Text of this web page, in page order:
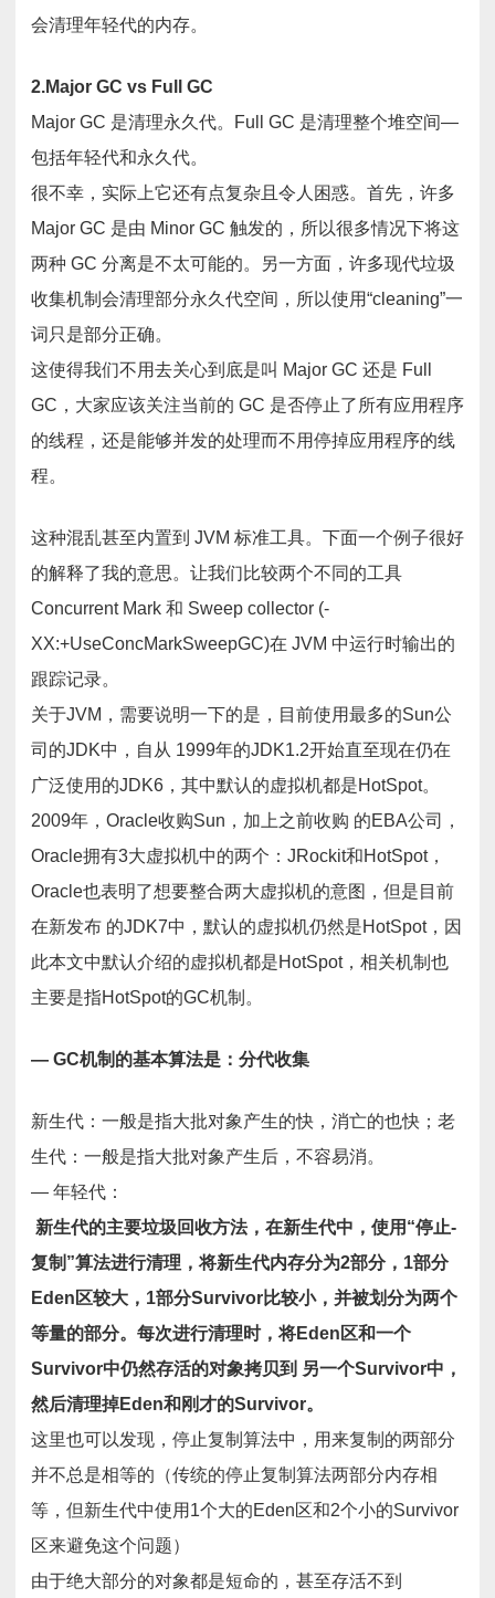
会清理年轻代的内存。
2.Major GC vs Full GC
Major GC 是清理永久代。Full GC 是清理整个堆空间—
包括年轻代和永久代。
很不幸，实际上它还有点复杂且令人困惑。首先，许多
Major GC 是由 Minor GC 触发的，所以很多情况下将这
两种 GC 分离是不太可能的。另一方面，许多现代垃圾
收集机制会清理部分永久代空间，所以使用“cleaning”一
词只是部分正确。
这使得我们不用去关心到底是叫 Major GC 还是 Full
GC，大家应该关注当前的 GC 是否停止了所有应用程序
的线程，还是能够并发的处理而不用停掉应用程序的线
程。
这种混乱甚至内置到 JVM 标准工具。下面一个例子很好
的解释了我的意思。让我们比较两个不同的工具
Concurrent Mark 和 Sweep collector (-
XX:+UseConcMarkSweepGC)在 JVM 中运行时输出的
跟踪记录。
关于JVM，需要说明一下的是，目前使用最多的Sun公
司的JDK中，自从 1999年的JDK1.2开始直至现在仍在
广泛使用的JDK6，其中默认的虚拟机都是HotSpot。
2009年，Oracle收购Sun，加上之前收购 的EBA公司，
Oracle拥有3大虚拟机中的两个：JRockit和HotSpot，
Oracle也表明了想要整合两大虚拟机的意图，但是目前
在新发布 的JDK7中，默认的虚拟机仍然是HotSpot，因
此本文中默认介绍的虚拟机都是HotSpot，相关机制也
主要是指HotSpot的GC机制。
— GC机制的基本算法是：分代收集
新生代：一般是指大批对象产生的快，消亡的也快；老
生代：一般是指大批对象产生后，不容易消。
— 年轻代：
新生代的主要垃圾回收方法，在新生代中，使用“停止-
复制”算法进行清理，将新生代内存分为2部分，1部分
Eden区较大，1部分Survivor比较小，并被划分为两个
等量的部分。每次进行清理时，将Eden区和一个
Survivor中仍然存活的对象拷贝到 另一个Survivor中，
然后清理掉Eden和刚才的Survivor。
这里也可以发现，停止复制算法中，用来复制的两部分
并不总是相等的（传统的停止复制算法两部分内存相
等，但新生代中使用1个大的Eden区和2个小的Survivor
区来避免这个问题）
由于绝大部分的对象都是短命的，甚至存活不到